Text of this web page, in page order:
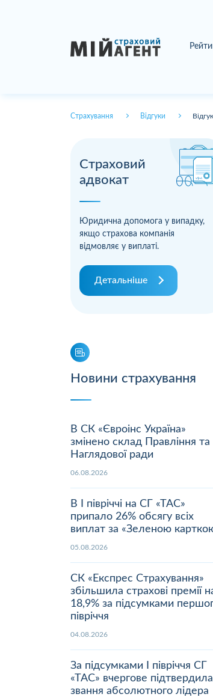
Страхування Відгуки
Страховий
адвокат
Юридична допомога у випадку,
якщо страхова компанія
відмовляє у виплаті.
Детальніше
Новини страхування
В СК «Євроінс Україна»
змінено склад Правління та
Наглядової ради
06.08.2026
В І півріччі на СГ «ТАС»
припало 26% обсягу всіх
виплат за «Зеленою
05.08.2026
СК «Експрес Страхування»
збільшила страхові премії
18,9% за підсумками
півріччя
04.08.2026
За підсумками І півріччя СГ
«ТАС» вчергове підтвердила
звання абсолютного лідера